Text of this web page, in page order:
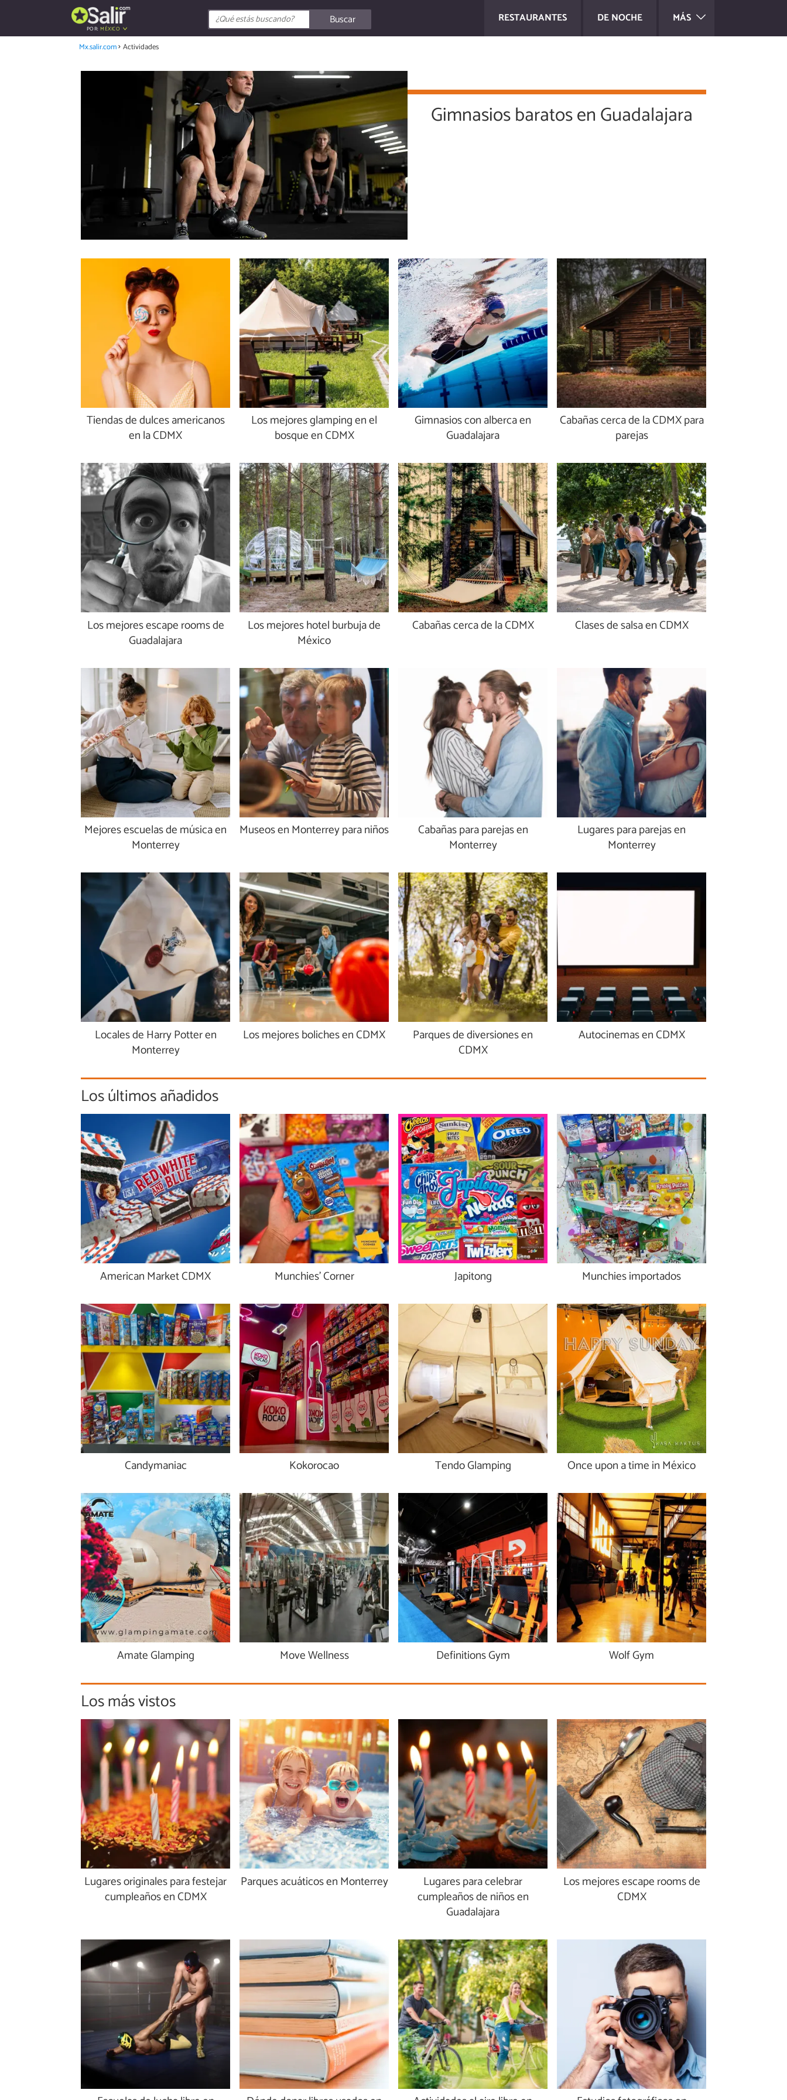
RESTAURANTES DE NOCHE MÁS
POR:MÉXICO
Buscar
Mx.salir.com Actividades
Gimnasios baratos en Guadalajara
Tiendas de dulces americanos
en la CDMX
Los mejores glamping en el
bosque en CDMX
Gimnasios con alberca en
Guadalajara
Cabañas cerca de la CDMX para
parejas
Los mejores escape rooms de
Guadalajara
Los mejores hotel burbuja de
México
Cabañas cerca de la CDMX Clases de salsa en CDMX
Mejores escuelas de música en
Monterrey
Museos en Monterrey para niños
Cabañas para parejas en
Monterrey
Lugares para parejas en
Monterrey
Locales de Harry Potter en
Monterrey
Los mejores boliches en CDMX
Parques de diversiones en
CDMX
Autocinemas en CDMX
Los últimos añadidos
American Market CDMX Munchies’ Corner Japitong Munchies importados
Candymaniac Kokorocao Tendo Glamping Once upon a time in México
Amate Glamping Move Wellness Definitions Gym Wolf Gym
Los más vistos
Lugares originales para festejar
cumpleaños en CDMX
Parques acuáticos en Monterrey
Lugares para celebrar
cumpleaños de niños en
Guadalajara
Los mejores escape rooms de
CDMX